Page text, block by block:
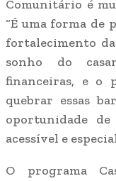
Comunitário é
“É uma forma de
fortalecimento
sonho do
financeiras, e o
quebrar essas
oportunidade
acessível e
O programa